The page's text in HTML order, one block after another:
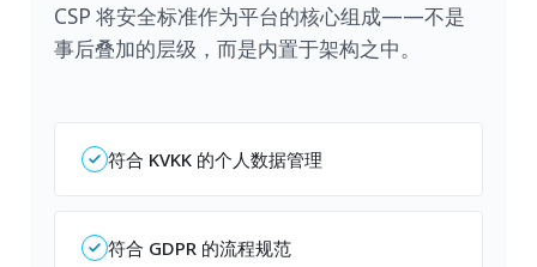
CSP 将安全标准作为平台的核心组成——不是
事后叠加的层级，而是内置于架构之中。
符合 KVKK 的个人数据管理
符合 GDPR 的流程规范